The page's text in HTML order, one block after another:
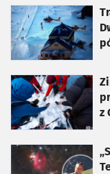
otworzy się w
z
otworzy się w
otworzy się w